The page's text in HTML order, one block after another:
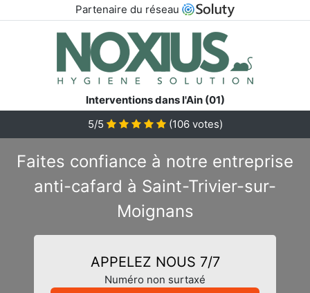
Partenaire du réseau
Interventions dans l'Ain (01)
5/5
(106votes)
Faites confiance à notre entreprise
anti-cafard à Saint-Trivier-sur-
Moignans
APPELEZ NOUS 7/7
Numéro non surtaxé